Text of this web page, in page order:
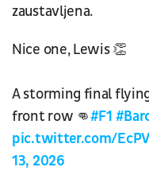
zaustavljena.
Nice one, Lewis 👏
A storming final
front row 👊#F1
pic.twitter.com/
13, 2026